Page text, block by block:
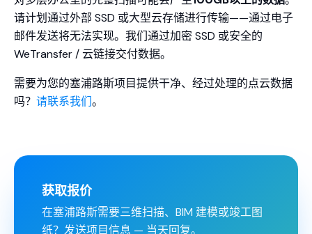
请计划通过外部 SSD 或大型云存储进行传输——通过电子
邮件发送将无法实现。我们通过加密 SSD 或安全的
WeTransfer / 云链接交付数据。
需要为您的塞浦路斯项目提供干净、经过处理的点云数据
吗？ 请联系我们。
获取报价
在塞浦路斯需要三维扫描、BIM 建模或竣工图
纸？发送项目信息 — 当天回复。